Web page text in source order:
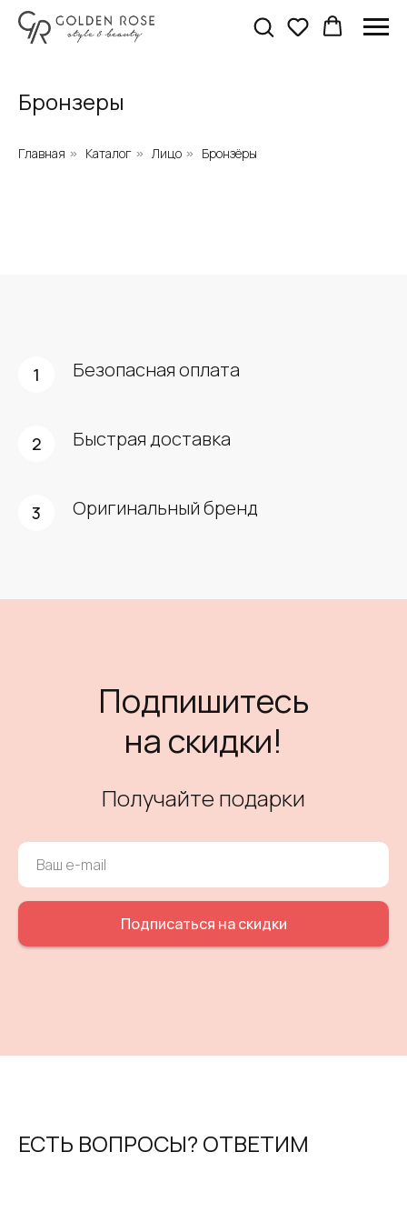
Бронзеры
Главная » Каталог » Лицо » Бронзёры
Безопасная оплата
Быстрая доставка
Оригинальный бренд
Подпишитесь
на скидки!
Получайте подарки
Подписаться на скидки
ЕСТЬ ВОПРОСЫ? ОТВЕТИМ